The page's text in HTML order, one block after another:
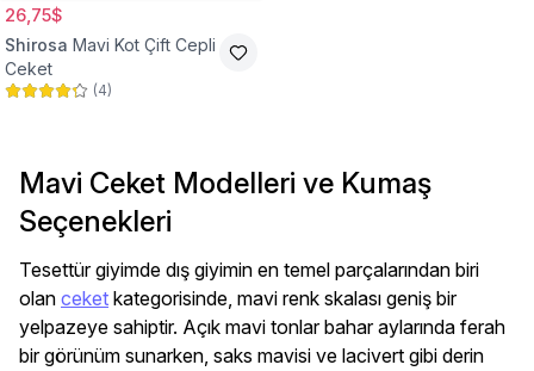
26,75$
Shirosa Mavi Kot Çift Cepli
Ceket
(4)
Mavi Ceket Modelleri ve Kumaş
Seçenekleri
Tesettür giyimde dış giyimin en temel parçalarından biri
olan ceket kategorisinde, mavi renk skalası geniş bir
yelpazeye sahiptir. Açık mavi tonlar bahar aylarında ferah
bir görünüm sunarken, saks mavisi ve lacivert gibi derin